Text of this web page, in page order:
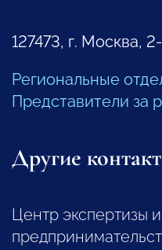
127473, г. Москва,
Региональные
Представители за
Другие
Центр экспертизы